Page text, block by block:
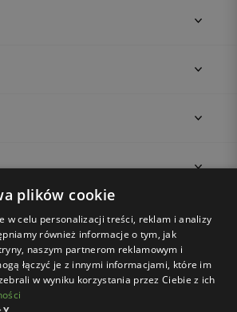
plików cookie
w celu personalizacji treści, reklam i analizy
również informacje o tym, jak
naszym partnerom reklamowym i
łączyć je z innymi informacjami, które im
w wyniku korzystania przez Ciebie z ich